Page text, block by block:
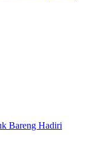
Bareng Hadiri